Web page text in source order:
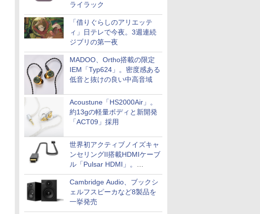
ライラック
「借りぐらしのアリエッテ
ィ」日テレで今夜。3週連続
ジブリの第一夜
MADOO、Ortho搭載の限定
IEM「Typ624」。密度感ある
低音と抜けの良い中高音域
Acoustune「HS2000Air」。
約13gの軽量ボディと新開発
「ACT09」採用
世界初アクティブノイズキャ
ンセリングII搭載HDMIケーブ
ル「Pulsar HDMI」。
SilentPowerから
Cambridge Audio、ブックシ
ェルフスピーカなど8製品を
一挙発売